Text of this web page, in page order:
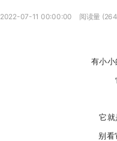
2022-07-11 00:00:00 阅读量 (264
有小小
它就
别看